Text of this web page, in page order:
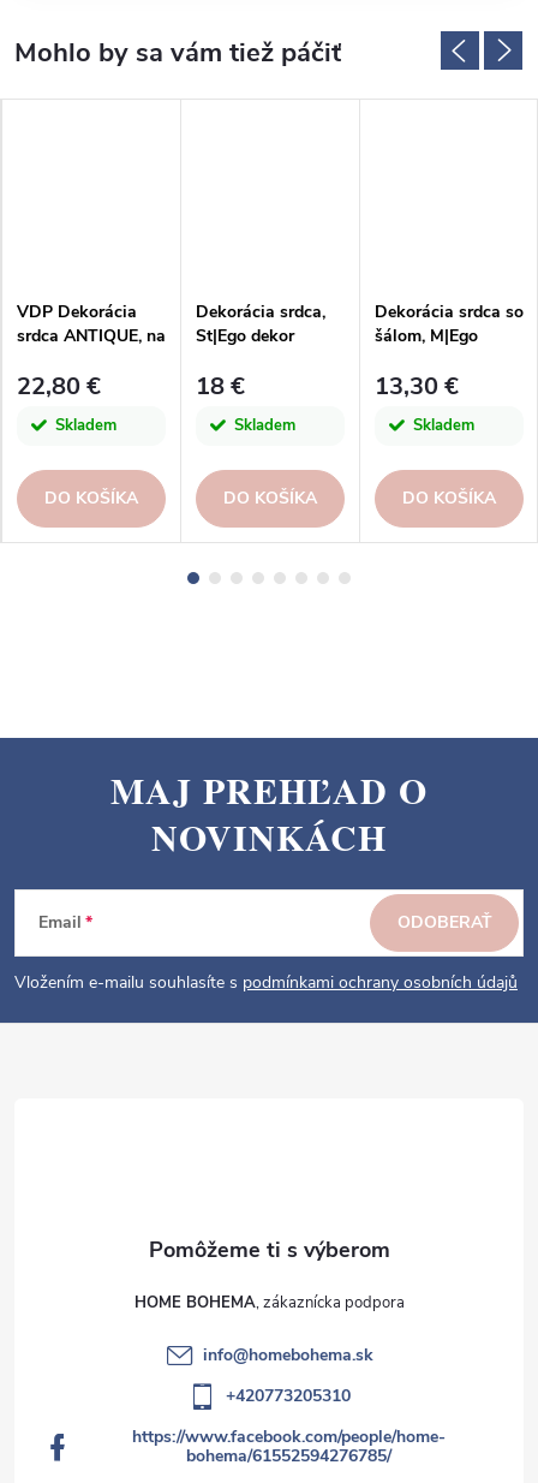
VDP Dekorácia
srdca ANTIQUE, na
kov/drevo,
13x7,5x24cm, ks
22,80 €
Skladem
DO KOŠÍKA
Dekorácia srdca,
St|Ego dekor
18 €
Skladem
DO KOŠÍKA
Dekorácia srdca so
šálom, M|Ego
13,30 €
Skladem
DO KOŠÍKA
p
e
MAJ PREHĽAD O
NOVINKÁCH
Email
Vložením e-mailu souhlasíte s podmínkami ochrany osobních údajů
ODOBERAŤ
HOME BOHEMA
info@homebohema.sk
+420773205310
https://www.facebook.com/people/home-
bohema/61552594276785/